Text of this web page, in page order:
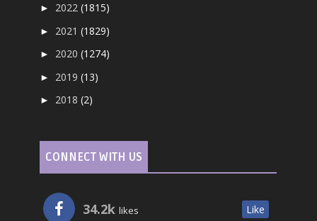
► 2022(1815)
► 2021(1829)
► 2020(1274)
► 2019(13)
► 2018(2)
CONNECT WITH US
34.2k likes Like